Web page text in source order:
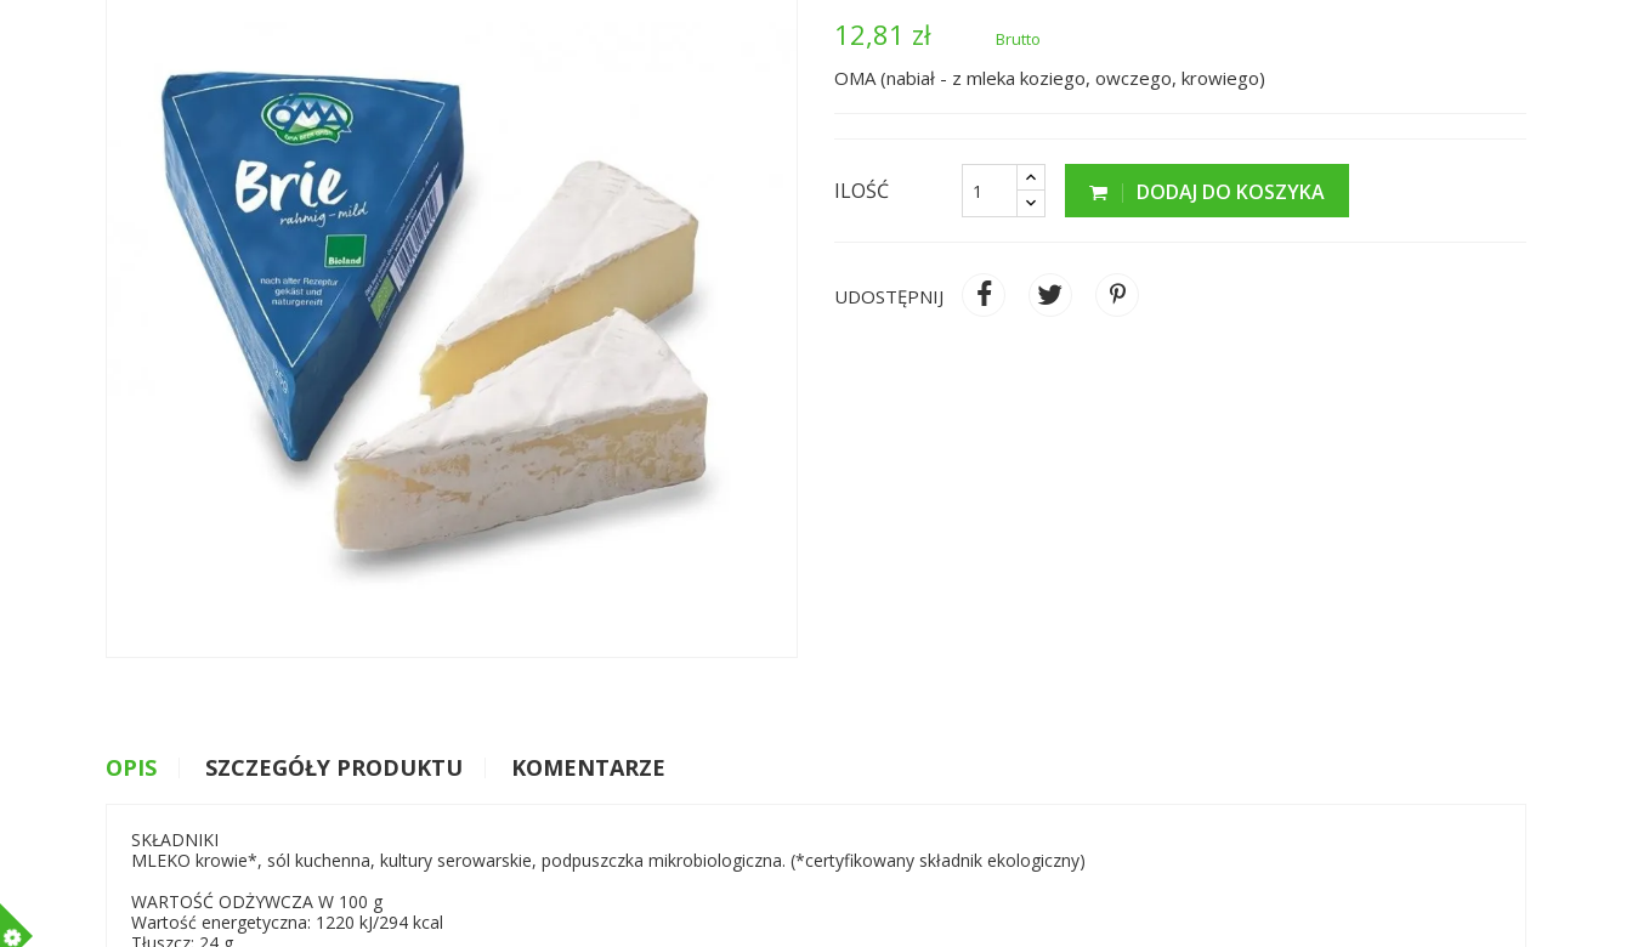
12,81 zł
Brutto
OMA (nabiał - z mleka koziego, owczego, krowiego)
ILOŚĆ DODAJ DO KOSZYKA
UDOSTĘPNIJ
OPIS SZCZEGÓŁY PRODUKTU KOMENTARZE
SKŁADNIKI
MLEKO krowie*, sól kuchenna, kultury serowarskie, podpuszczka mikrobiologiczna. (*certyfikowany składnik ekologiczny)
WARTOŚĆ ODŻYWCZA W 100 g
Wartość energetyczna: 1220 kJ/294 kcal